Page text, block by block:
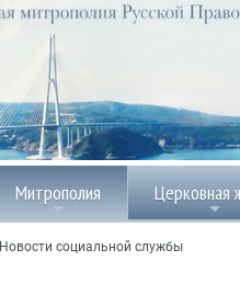
Митрополия Церковная
Новости социальной службы